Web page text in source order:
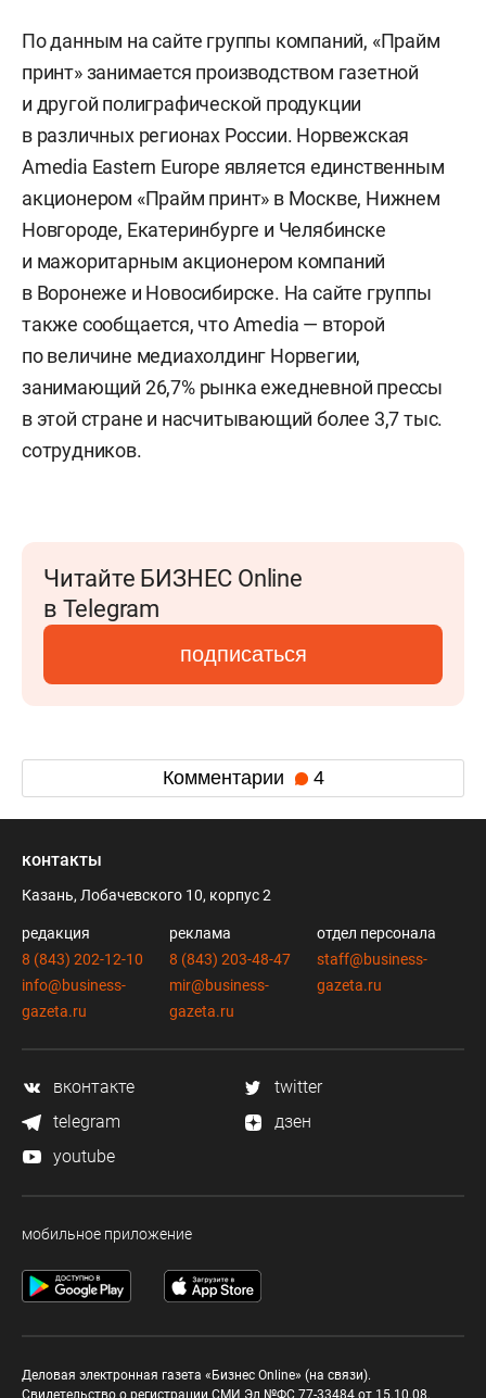
По данным на сайте группы компаний, «Прайм
принт» занимается производством газетной
и другой полиграфической продукции
в различных регионах России. Норвежская
Amedia Eastern Europe является единственным
акционером «Прайм принт» в Москве, Нижнем
Новгороде, Екатеринбурге и Челябинске
и мажоритарным акционером компаний
в Воронеже и Новосибирске. На сайте группы
также сообщается, что Amedia — второй
по величине медиахолдинг Норвегии,
занимающий 26,7% рынка ежедневной прессы
в этой стране и насчитывающий более 3,7 тыс.
сотрудников.
Читайте БИЗНЕС Online
в Telegram
подписаться
Комментарии 4
контакты
Казань, Лобачевского 10, корпус 2
редакция
8 (843) 202-12-10
info@business-
gazeta.ru
реклама
8 (843) 203-48-47
mir@business-
gazeta.ru
отдел персонала
staff@business-
gazeta.ru
вконтакте
twitter
telegram
дзен
youtube
мобильное приложение
Деловая электронная газета «Бизнес Online» (на связи).
Свидетельство о регистрации СМИ Эл №ФС 77-33484 от 15.10.08.